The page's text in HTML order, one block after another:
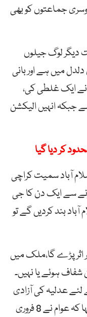
جماعتوں کو بھی
دیگر لوگ جیلوں
میں ہے اور بانی
نے ایک غلطی کی،
جبکہ انہیں الیکشن
کر دیا گیا
آباد سمیت کراچی
سے ایک دن کا جی
اسلام آباد بند کردیں گے تو
اثر پڑے گا،ملک میں
ہوئے یا نہیں۔
لئے عدلیہ کی آزادی
پر حملہ کیا گیا، مفتاح اسماعیل نے کہا کہ عوام نے 8 فروری